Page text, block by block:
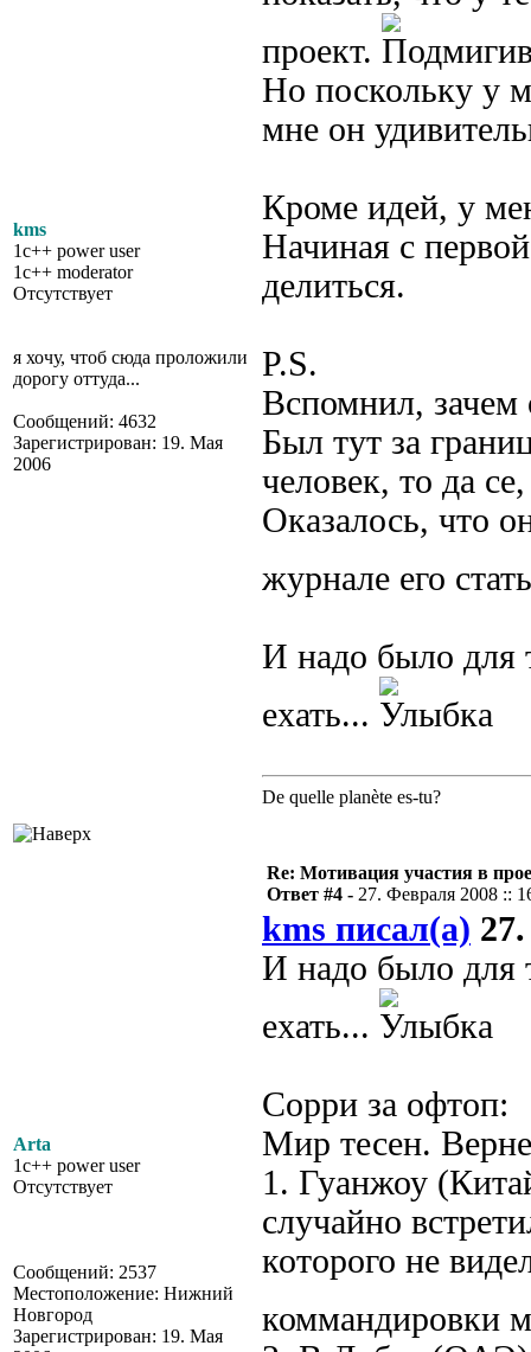
kms
1c++ power user
1c++ moderator
Отсутствует
я хочу, чтоб сюда проложили
дорогу оттуда...
Сообщений: 4632
Зарегистрирован: 19. Мая
2006
проект.
Но поскольку у
мне он
Кроме идей, у
Начиная с
делиться.
P.S.
Вспомнил, зачем
Был тут за
человек, то да
Оказалось, что
журнале его
И надо было для
ехать...
De quelle planète es-tu?
Arta
1c++ power user
Отсутствует
Сообщений: 2537
Местоположение: Нижний
Новгород
Зарегистрирован: 19. Мая
Re: Мотивация участия в
Ответ #4 - 27. Февраля 2008 ::
kms писал(а)
И надо было для
ехать...
Сорри за офтоп:
Мир тесен.
1. Гуанжоу
случайно
которого не
коммандировки